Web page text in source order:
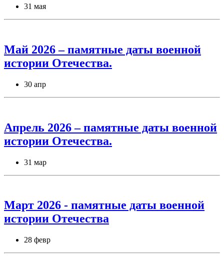
31 мая
Май 2026 – памятные даты военной
истории Отечества.
30 апр
Апрель 2026 – памятные даты военной
истории Отечества.
31 мар
Март 2026 - памятные даты военной
истории Отечества
28 февр